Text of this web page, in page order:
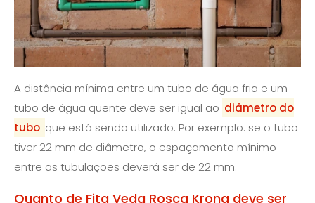
A distância mínima entre um tubo de água fria e um
tubo de água quente deve ser igual ao diâmetro do
tubo que está sendo utilizado. Por exemplo: se o tubo
tiver 22 mm de diâmetro, o espaçamento mínimo
entre as tubulações deverá ser de 22 mm.
Quanto de Fita Veda Rosca Krona deve ser